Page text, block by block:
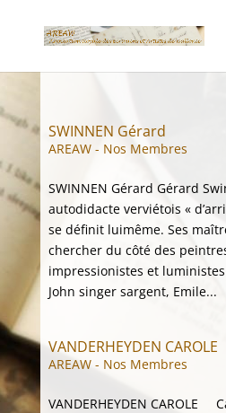
SWINNEN Gérard
AREAW - Nos Membres
SWINNEN Gérard Gérard
autodidacte verviétois «
se définit luimême. Ses
chercher du côté des
impressionistes et
John singer sargent, Emile...
VANDERHEYDEN CAROLE
AREAW - Nos Membres
VANDERHEYDEN CAROLE